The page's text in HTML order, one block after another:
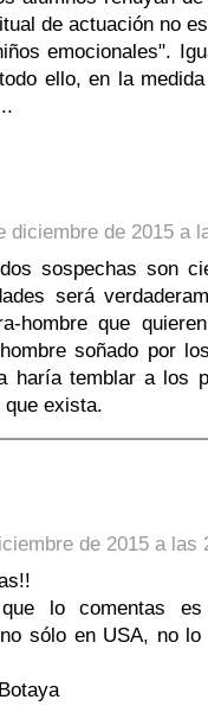
de actuación no
emocionales".
ello, en la
diciembre de 2015 a
sospechas son
será
hombre que
soñado por
haría temblar a los
que exista.
de 2015 a las
que lo comentas
sólo en USA, no